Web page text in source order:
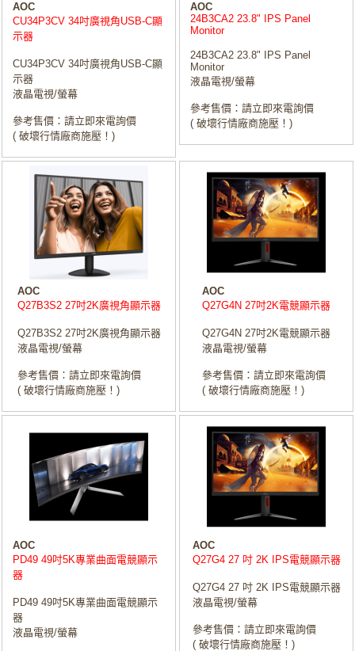
AOC
CU34P3CV 34吋廣視角USB-C顯
示器
CU34P3CV 34吋廣視角USB-C顯
示器
液晶電視/螢幕
參考售價：請立即來電詢價
( 破壞行情廠商施壓！)
AOC
24B3CA2 23.8" IPS Panel
Monitor
24B3CA2 23.8" IPS Panel
Monitor
液晶電視/螢幕
參考售價：請立即來電詢價
( 破壞行情廠商施壓！)
AOC
Q27B3S2 27吋2K廣視角顯示器
Q27B3S2 27吋2K廣視角顯示器
液晶電視/螢幕
參考售價：請立即來電詢價
( 破壞行情廠商施壓！)
AOC
Q27G4N 27吋2K電競顯示器
Q27G4N 27吋2K電競顯示器
液晶電視/螢幕
參考售價：請立即來電詢價
( 破壞行情廠商施壓！)
AOC
PD49 49吋5K專業曲面電競顯示
器
PD49 49吋5K專業曲面電競顯示
器
液晶電視/螢幕
AOC
Q27G4 27 吋 2K IPS電競顯示器
Q27G4 27 吋 2K IPS電競顯示器
液晶電視/螢幕
參考售價：請立即來電詢價
( 破壞行情廠商施壓！)